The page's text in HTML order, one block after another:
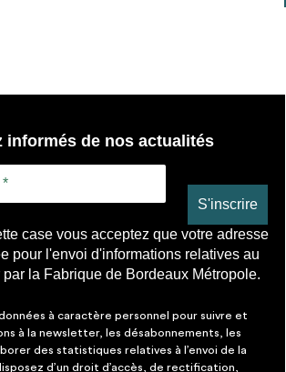
informés de nos actualités
case vous acceptez que votre adresse
pour l'envoi d'informations relatives au
par la Fabrique de Bordeaux Métropole.
à caractère personnel pour suivre et
à la newsletter, les désabonnements, les
des statistiques relatives à l’envoi de la
d’un droit d’accès, de rectification,